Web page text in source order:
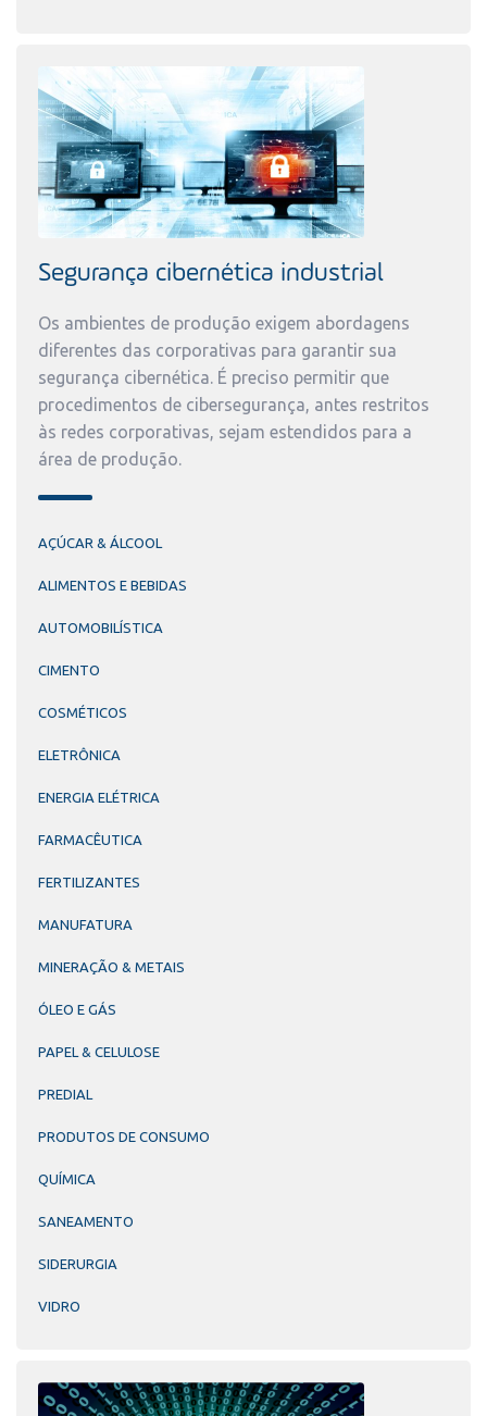
Segurança cibernética industrial
Os ambientes de produção exigem abordagens
diferentes das corporativas para garantir sua
segurança cibernética. É preciso permitir que
procedimentos de cibersegurança, antes restritos
às redes corporativas, sejam estendidos para a
área de produção.
AÇÚCAR & ÁLCOOL
ALIMENTOS E BEBIDAS
AUTOMOBILÍSTICA
CIMENTO
COSMÉTICOS
ELETRÔNICA
ENERGIA ELÉTRICA
FARMACÊUTICA
FERTILIZANTES
MANUFATURA
MINERAÇÃO & METAIS
ÓLEO E GÁS
PAPEL & CELULOSE
PREDIAL
PRODUTOS DE CONSUMO
QUÍMICA
SANEAMENTO
SIDERURGIA
VIDRO